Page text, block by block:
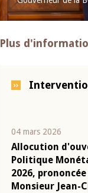
Plus
04 mars 2026
Allocution
Politique
2026,
Monsieur Jean-